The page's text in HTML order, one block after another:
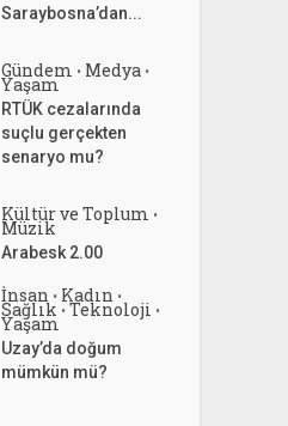
Saraybosna’dan...
Gündem • Medya •
Yaşam
RTÜK cezalarında
suçlu gerçekten
senaryo mu?
Kültür ve Toplum •
Müzik
Arabesk 2.00
İnsan • Kadın •
Sağlık • Teknoloji •
Yaşam
Uzay’da doğum
mümkün mü?